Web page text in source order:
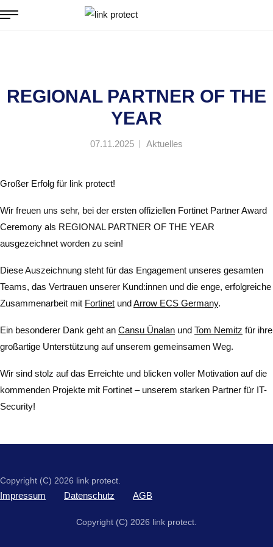
Startseite Aktuelles und News REGIONAL PARTNER OF THE YEAR
REGIONAL PARTNER OF THE
YEAR
07.11.2025 Aktuelles
Großer Erfolg für link protect!
Wir freuen uns sehr, bei der ersten offiziellen Fortinet Partner Award
Ceremony als REGIONAL PARTNER OF THE YEAR
ausgezeichnet worden zu sein!
Diese Auszeichnung steht für das Engagement unseres gesamten
Teams, das Vertrauen unserer Kund:innen und die enge, erfolgreiche
Zusammenarbeit mit Fortinet undArrow ECS Germany.
Ein besonderer Dank geht an Cansu Ünalan und Tom Nemitz für ihre
großartige Unterstützung auf unserem gemeinsamen Weg.
Wir sind stolz auf das Erreichte und blicken voller Motivation auf die
kommenden Projekte mit Fortinet – unserem starken Partner für IT-
Security!
Copyright (C) 2026 link protect.
Impressum Datenschutz AGB
Copyright (C) 2026 link protect.